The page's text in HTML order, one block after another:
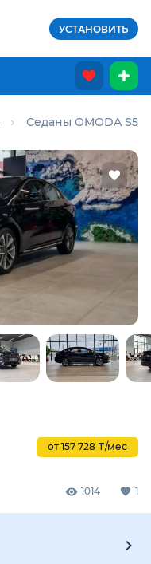
УСТАНОВИТЬ
Седаны OMODA S5
от 157 728 ₸/мес
1014 1